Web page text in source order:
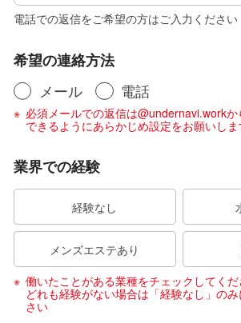
電話での返信をご希望の方はご入力ください
希望の連絡方法
メール
電話
必須メールでの返信は@undernavi.work
できるようにあらかじめ設定をお願いしま
業界での経験
経験なし
メンズエステあり
働いたことがある業種をチェックしてくだ
どれも経験がない場合は「経験なし」の
さい